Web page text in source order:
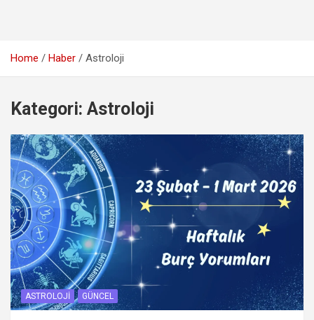
Home Haber Astroloji
Kategori: Astroloji
ASTROLOJI GÜNCEL